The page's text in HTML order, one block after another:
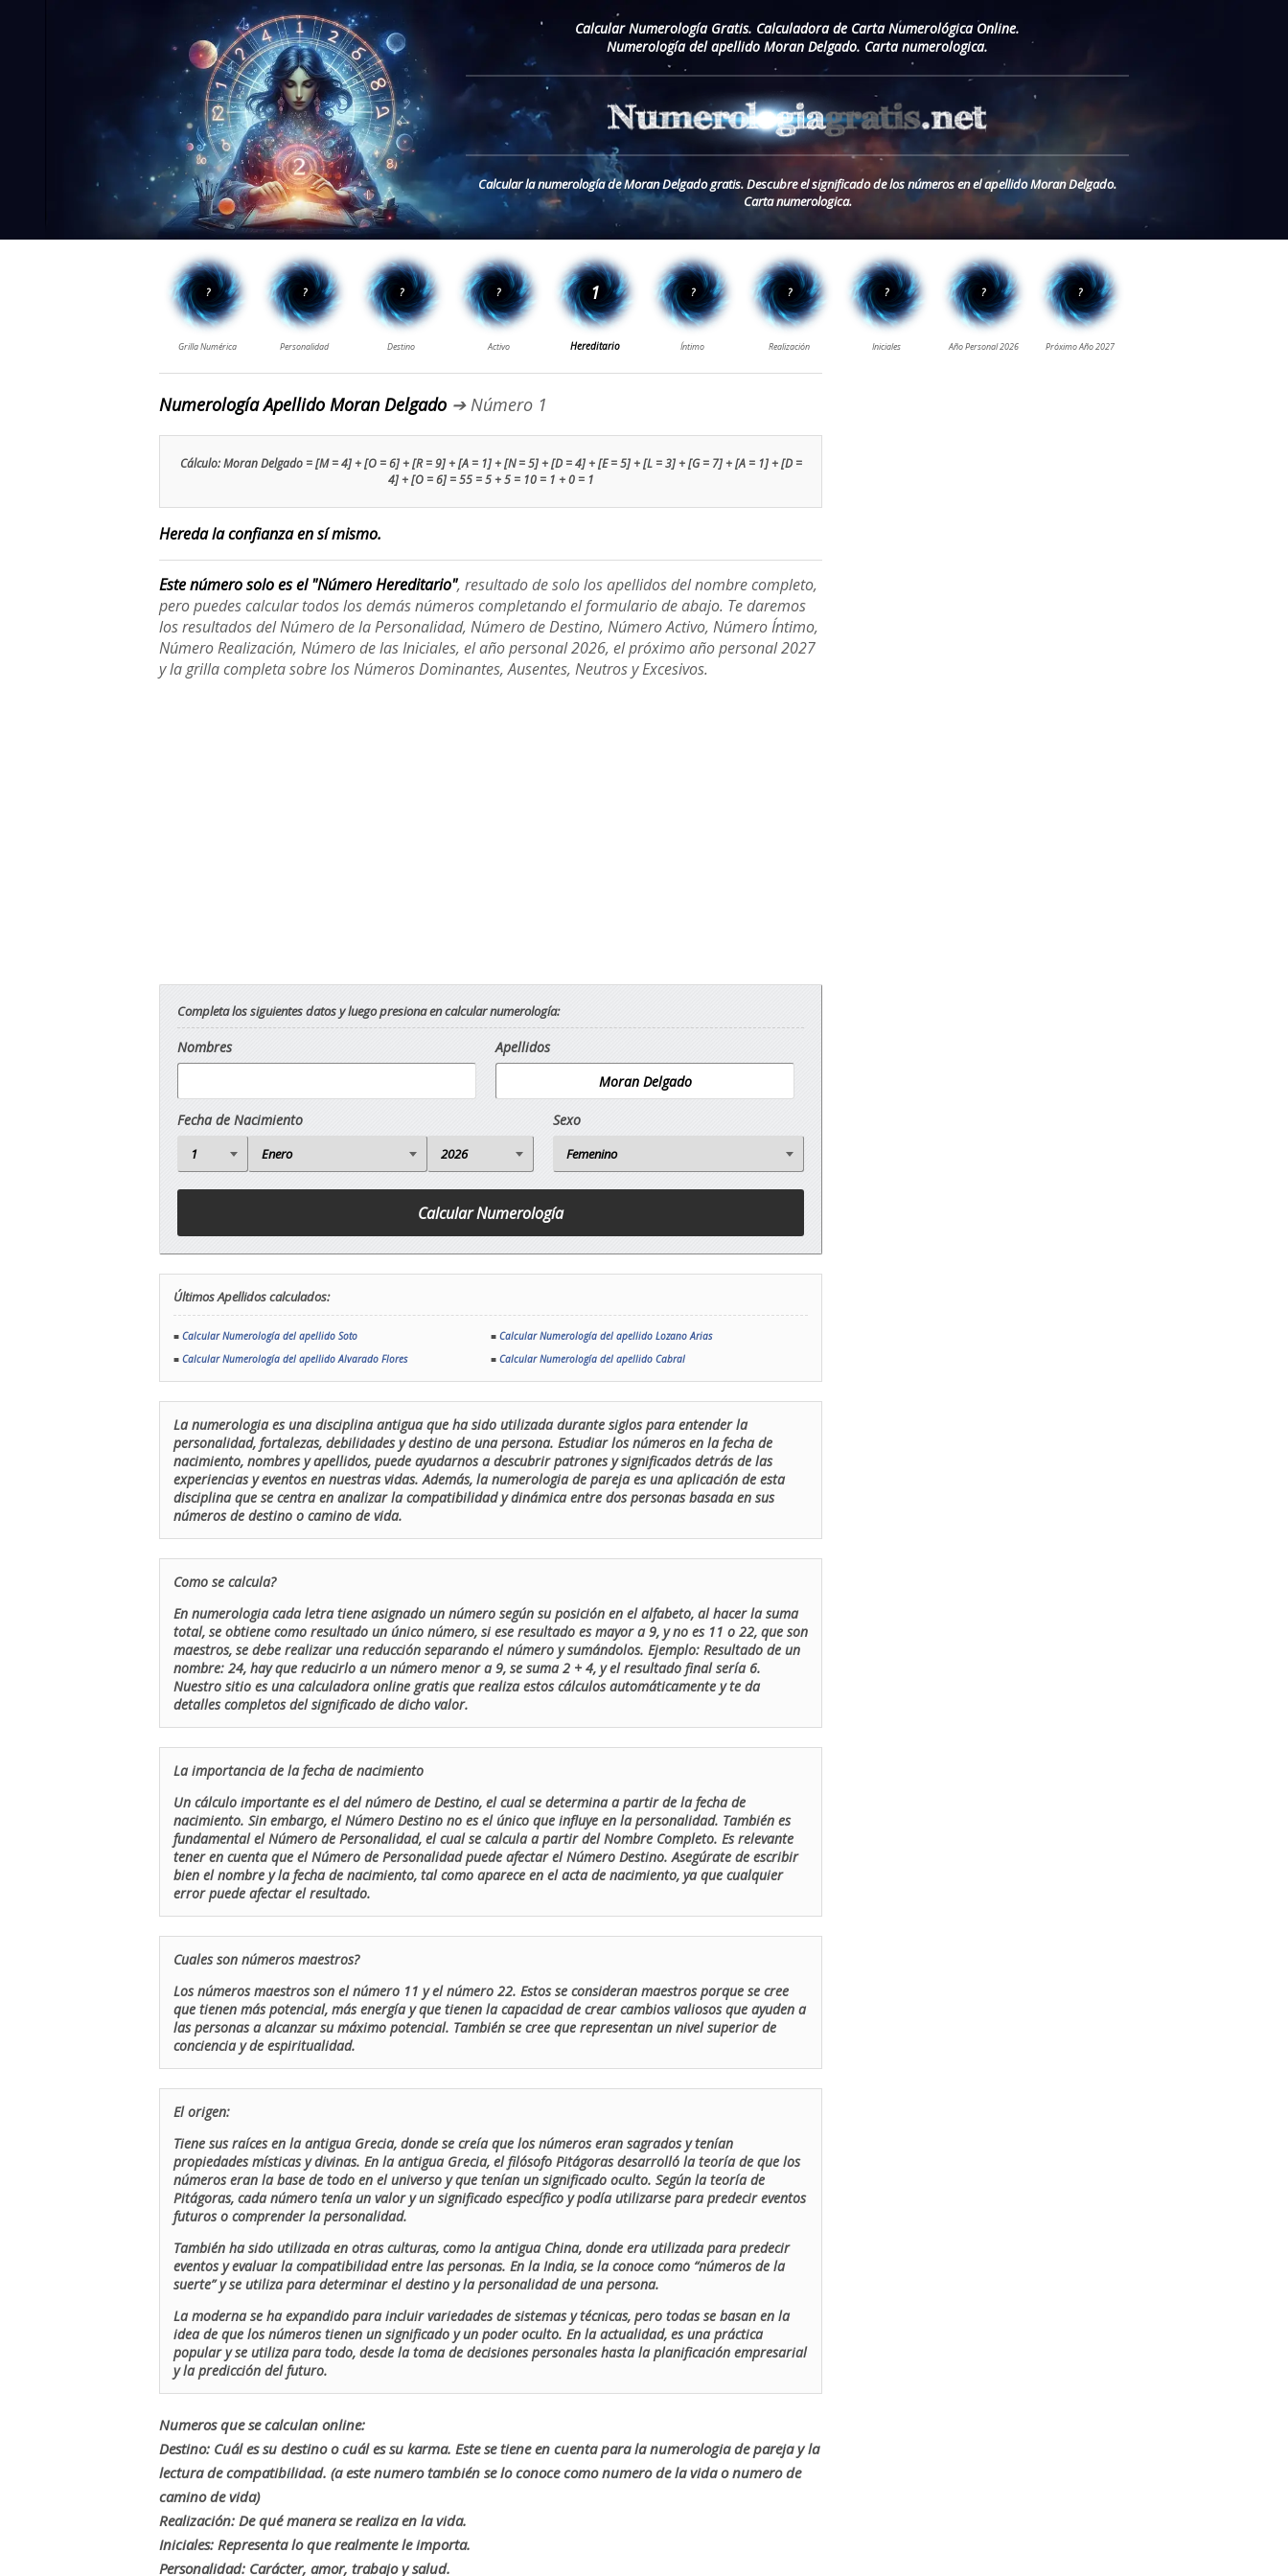
Calcular Numerología Gratis. Calculadora de Carta Numerológica Online.
Numerología del apellido Moran Delgado. Carta numerologica.
Calcular la numerología de Moran Delgado gratis. Descubre el significado de los números en el apellido Moran Delgado.
Carta numerologica.
Numerología Apellido Moran Delgado ➔ Número 1
Cálculo: Moran Delgado = [M = 4] + [O = 6] + [R = 9] + [A = 1] + [N = 5] + [D = 4] + [E = 5] + [L = 3] + [G = 7] + [A = 1] + [D =
4] + [O = 6] = 55 = 5 + 5 = 10 = 1 + 0 = 1
Hereda la confianza en sí mismo.
Este número solo es el "Número Hereditario", resultado de solo los apellidos del nombre completo,
pero puedes calcular todos los demás números completando el formulario de abajo. Te daremos
los resultados del Número de la Personalidad, Número de Destino, Número Activo, Número Íntimo,
Número Realización, Número de las Iniciales, el año personal 2026, el próximo año personal 2027
y la grilla completa sobre los Números Dominantes, Ausentes, Neutros y Excesivos.
Completa los siguientes datos y luego presiona en calcular numerología:
Nombres Apellidos
Fecha de Nacimiento Sexo
Últimos Apellidos calculados:
■ Calcular Numerología del apellido Soto ■ Calcular Numerología del apellido Lozano Arias
■ Calcular Numerología del apellido Alvarado Flores ■ Calcular Numerología del apellido Cabral
La numerologia es una disciplina antigua que ha sido utilizada durante siglos para entender la
personalidad, fortalezas, debilidades y destino de una persona. Estudiar los números en la fecha de
nacimiento, nombres y apellidos, puede ayudarnos a descubrir patrones y significados detrás de las
experiencias y eventos en nuestras vidas. Además, la numerologia de pareja es una aplicación de esta
disciplina que se centra en analizar la compatibilidad y dinámica entre dos personas basada en sus
números de destino o camino de vida.
Como se calcula?
En numerologia cada letra tiene asignado un número según su posición en el alfabeto, al hacer la suma
total, se obtiene como resultado un único número, si ese resultado es mayor a 9, y no es 11 o 22, que son
maestros, se debe realizar una reducción separando el número y sumándolos. Ejemplo: Resultado de un
nombre: 24, hay que reducirlo a un número menor a 9, se suma 2 + 4, y el resultado final sería 6.
Nuestro sitio es una calculadora online gratis que realiza estos cálculos automáticamente y te da
detalles completos del significado de dicho valor.
La importancia de la fecha de nacimiento
Un cálculo importante es el del número de Destino, el cual se determina a partir de la fecha de
nacimiento. Sin embargo, el Número Destino no es el único que influye en la personalidad. También es
fundamental el Número de Personalidad, el cual se calcula a partir del Nombre Completo. Es relevante
tener en cuenta que el Número de Personalidad puede afectar el Número Destino. Asegúrate de escribir
bien el nombre y la fecha de nacimiento, tal como aparece en el acta de nacimiento, ya que cualquier
error puede afectar el resultado.
Cuales son números maestros?
Los números maestros son el número 11 y el número 22. Estos se consideran maestros porque se cree
que tienen más potencial, más energía y que tienen la capacidad de crear cambios valiosos que ayuden a
las personas a alcanzar su máximo potencial. También se cree que representan un nivel superior de
conciencia y de espiritualidad.
El origen:
Tiene sus raíces en la antigua Grecia, donde se creía que los números eran sagrados y tenían
propiedades místicas y divinas. En la antigua Grecia, el filósofo Pitágoras desarrolló la teoría de que los
números eran la base de todo en el universo y que tenían un significado oculto. Según la teoría de
Pitágoras, cada número tenía un valor y un significado específico y podía utilizarse para predecir eventos
futuros o comprender la personalidad.
También ha sido utilizada en otras culturas, como la antigua China, donde era utilizada para predecir
eventos y evaluar la compatibilidad entre las personas. En la India, se la conoce como “números de la
suerte” y se utiliza para determinar el destino y la personalidad de una persona.
La moderna se ha expandido para incluir variedades de sistemas y técnicas, pero todas se basan en la
idea de que los números tienen un significado y un poder oculto. En la actualidad, es una práctica
popular y se utiliza para todo, desde la toma de decisiones personales hasta la planificación empresarial
y la predicción del futuro.
Numeros que se calculan online:
Destino: Cuál es su destino o cuál es su karma. Este se tiene en cuenta para la numerologia de pareja y la
lectura de compatibilidad. (a este numero también se lo conoce como numero de la vida o numero de
camino de vida)
Realización: De qué manera se realiza en la vida.
Iniciales: Representa lo que realmente le importa.
Personalidad: Carácter, amor, trabajo y salud.